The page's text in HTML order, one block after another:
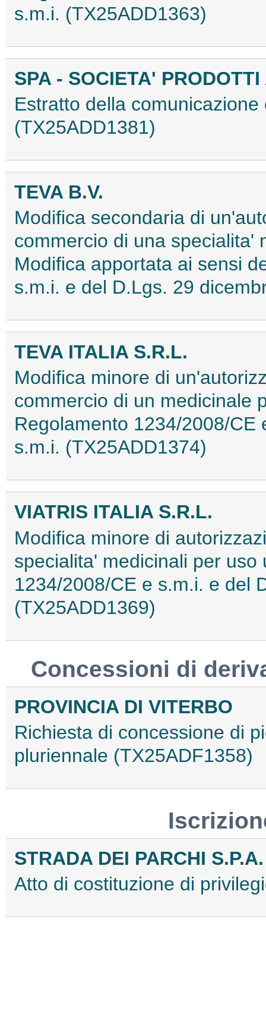
s.m.i. (TX25ADD1363)
SPA - SOCIETA'
Estratto della
(TX25ADD1381)
TEVA B.V.
Modifica secondaria di
commercio di una specialita'
Modifica apportata ai sensi
s.m.i. e del D.Lgs. 29
TEVA ITALIA S.R.L.
Modifica minore di
commercio di un medicinale
Regolamento 1234/2008/
s.m.i. (TX25ADD1374)
VIATRIS ITALIA S.R.L.
Modifica minore di
specialita' medicinali per
1234/2008/CE e s.m.i. e del
(TX25ADD1369)
Concessioni di
PROVINCIA DI VITERBO
Richiesta di concessione di
pluriennale (TX25ADF1358)
STRADA DEI PARCHI S.P.A.
Atto di costituzione di